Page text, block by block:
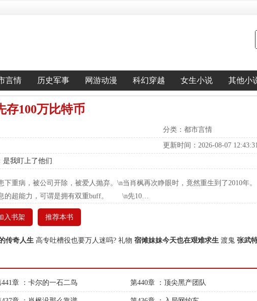
言情 历史军事 网游动漫 科幻穿越 女生小说 其他小
存100万比特币
分类：都市言情
更新时间：2026-08-07
是我盯上了他们
下重病，被公司开除，被爱人抛弃。\n当肖枫再次睁眼时，竟然重生到了2010
的超能力，可谓是拥有双重buff。 \n先10…
入书架 推荐本书
传奇人生 高专吐槽役也要万人迷吗? 礼物 宿傩妹妹今天也在艰难求生 渡鬼 张武
441章 ：卡尔的一石二鸟 第440章 ：顶尖黑产团队